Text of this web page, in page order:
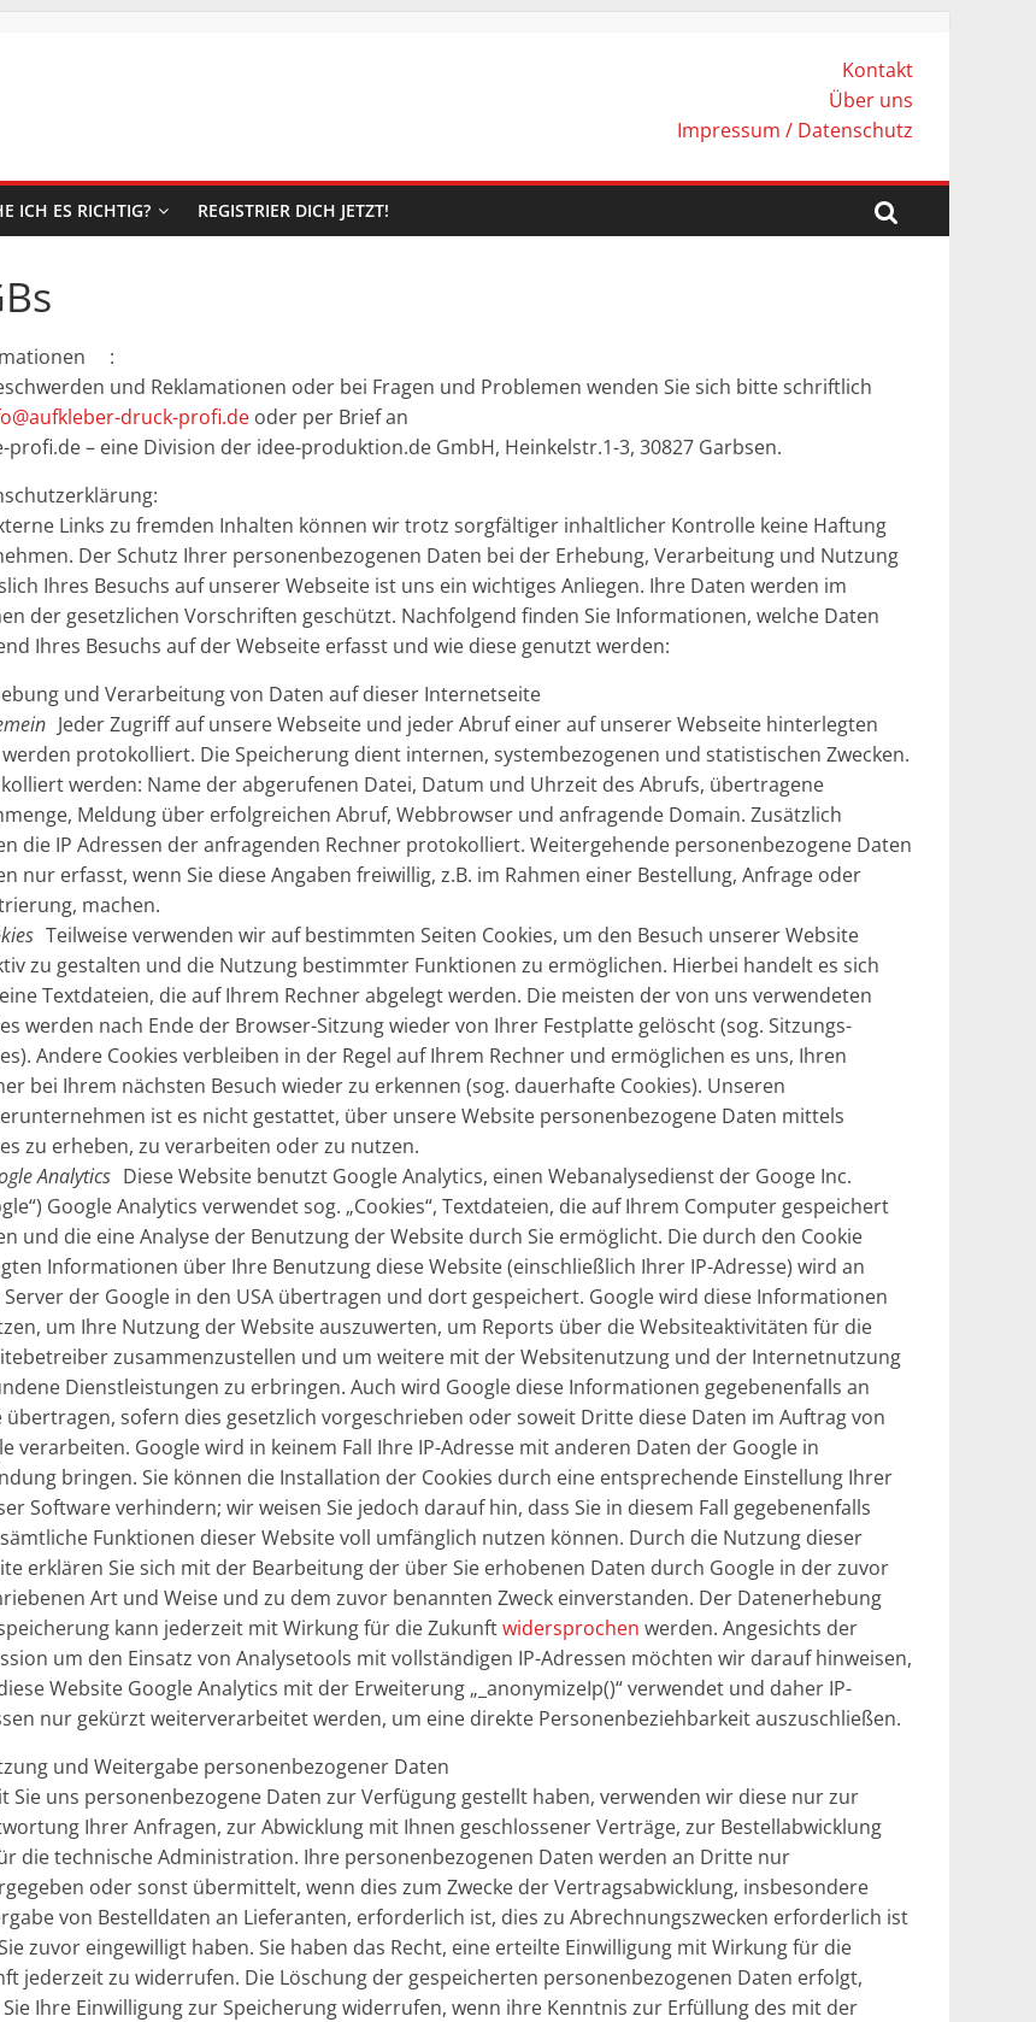
Kontakt
Über uns
Impressum / Datenschutz
ICH ES RICHTIG? REGISTRIER DICH JETZT!
:
und Reklamationen oder bei Fragen und Problemen wenden Sie sich bitte schriftlich
druck-profi.de oder per Brief an
profi.de – eine Division der idee-produktion.de GmbH, Heinkelstr.1-3, 30827 Garbsen.
Links zu fremden Inhalten können wir trotz sorgfältiger inhaltlicher Kontrolle keine Haftung
Der Schutz Ihrer personenbezogenen Daten bei der Erhebung, Verarbeitung und Nutzung
Ihres Besuchs auf unserer Webseite ist uns ein wichtiges Anliegen. Ihre Daten werden im
der gesetzlichen Vorschriften geschützt. Nachfolgend finden Sie Informationen, welche Daten
Ihres Besuchs auf der Webseite erfasst und wie diese genutzt werden:
und Verarbeitung von Daten auf dieser Internetseite
Jeder Zugriff auf unsere Webseite und jeder Abruf einer auf unserer Webseite hinterlegten
protokolliert. Die Speicherung dient internen, systembezogenen und statistischen Zwecken.
werden: Name der abgerufenen Datei, Datum und Uhrzeit des Abrufs, übertragene
Meldung über erfolgreichen Abruf, Webbrowser und anfragende Domain. Zusätzlich
die IP Adressen der anfragenden Rechner protokolliert. Weitergehende personenbezogene Daten
nur erfasst, wenn Sie diese Angaben freiwillig, z.B. im Rahmen einer Bestellung, Anfrage oder
machen.
Teilweise verwenden wir auf bestimmten Seiten Cookies, um den Besuch unserer Website
zu gestalten und die Nutzung bestimmter Funktionen zu ermöglichen. Hierbei handelt es sich
Textdateien, die auf Ihrem Rechner abgelegt werden. Die meisten der von uns verwendeten
werden nach Ende der Browser-Sitzung wieder von Ihrer Festplatte gelöscht (sog. Sitzungs-
Andere Cookies verbleiben in der Regel auf Ihrem Rechner und ermöglichen es uns, Ihren
bei Ihrem nächsten Besuch wieder zu erkennen (sog. dauerhafte Cookies). Unseren
ist es nicht gestattet, über unsere Website personenbezogene Daten mittels
zu erheben, zu verarbeiten oder zu nutzen.
Analytics Diese Website benutzt Google Analytics, einen Webanalysedienst der Googe Inc.
Google Analytics verwendet sog. „Cookies“, Textdateien, die auf Ihrem Computer gespeichert
und die eine Analyse der Benutzung der Website durch Sie ermöglicht. Die durch den Cookie
Informationen über Ihre Benutzung diese Website (einschließlich Ihrer IP-Adresse) wird an
Server der Google in den USA übertragen und dort gespeichert. Google wird diese Informationen
um Ihre Nutzung der Website auszuwerten, um Reports über die Websiteaktivitäten für die
zusammenzustellen und um weitere mit der Websitenutzung und der Internetnutzung
Dienstleistungen zu erbringen. Auch wird Google diese Informationen gegebenenfalls an
übertragen, sofern dies gesetzlich vorgeschrieben oder soweit Dritte diese Daten im Auftrag von
verarbeiten. Google wird in keinem Fall Ihre IP-Adresse mit anderen Daten der Google in
bringen. Sie können die Installation der Cookies durch eine entsprechende Einstellung Ihrer
Software verhindern; wir weisen Sie jedoch darauf hin, dass Sie in diesem Fall gegebenenfalls
Funktionen dieser Website voll umfänglich nutzen können. Durch die Nutzung dieser
erklären Sie sich mit der Bearbeitung der über Sie erhobenen Daten durch Google in der zuvor
Art und Weise und zu dem zuvor benannten Zweck einverstanden. Der Datenerhebung
kann jederzeit mit Wirkung für die Zukunftwidersprochen werden. Angesichts der
um den Einsatz von Analysetools mit vollständigen IP-Adressen möchten wir darauf hinweisen,
Website Google Analytics mit der Erweiterung „_anonymizeIp()“ verwendet und daher IP-
nur gekürzt weiterverarbeitet werden, um eine direkte Personenbeziehbarkeit auszuschließen.
und Weitergabe personenbezogener Daten
Sie uns personenbezogene Daten zur Verfügung gestellt haben, verwenden wir diese nur zur
Ihrer Anfragen, zur Abwicklung mit Ihnen geschlossener Verträge, zur Bestellabwicklung
die technische Administration. Ihre personenbezogenen Daten werden an Dritte nur
oder sonst übermittelt, wenn dies zum Zwecke der Vertragsabwicklung, insbesondere
von Bestelldaten an Lieferanten, erforderlich ist, dies zu Abrechnungszwecken erforderlich ist
zuvor eingewilligt haben. Sie haben das Recht, eine erteilte Einwilligung mit Wirkung für die
jederzeit zu widerrufen. Die Löschung der gespeicherten personenbezogenen Daten erfolgt,
Ihre Einwilligung zur Speicherung widerrufen, wenn ihre Kenntnis zur Erfüllung des mit der